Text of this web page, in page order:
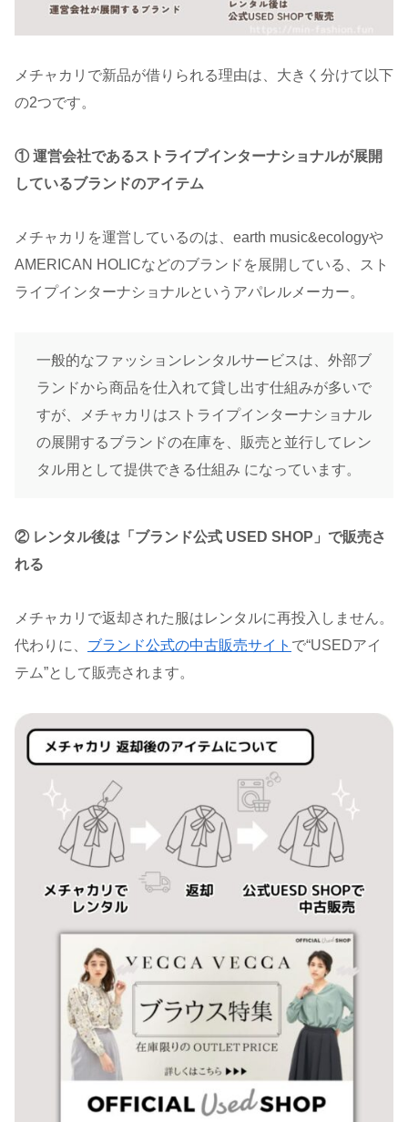
メチャカリで新品が借りられる理由は、大きく分けて以下
の2つです。
① 運営会社であるストライプインターナショナルが展開
しているブランドのアイテム
メチャカリを運営しているのは、earth music&ecologyや
AMERICAN HOLICなどのブランドを展開している、スト
ライプインターナショナルというアパレルメーカー。
一般的なファッションレンタルサービスは、外部ブ
ランドから商品を仕入れて貸し出す仕組みが多いで
すが、メチャカリはストライプインターナショナル
の展開するブランドの在庫を、販売と並行してレン
タル用として提供できる仕組み になっています。
② レンタル後は「ブランド公式 USED SHOP」で販売さ
れる
メチャカリで返却された服はレンタルに再投入しません。
代わりに、 ブランド公式の中古販売サイト で“USEDアイ
テム”として販売されます。